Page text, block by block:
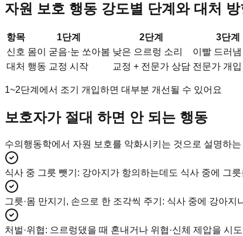
자원 보호 행동 강도별 단계와 대처 방
항목 1단계 2단계 3단계
신호 몸이 굳음·눈 쏘아봄 낮은 으르렁 소리 이빨 드러냄
대처 행동 교정 시작 교정 + 전문가 상담 전문가 개
1~2단계에서 조기 개입하면 대부분 개선될 수 있어요
보호자가 절대 하면 안 되는 행동
수의행동학에서 자원 보호를 악화시키는 것으로 설명하
식사 중 그릇 뺏기 : 강아지가 항의하는데도 식사 중에 그
그릇·몸 만지기, 손으로 한 조각씩 주기 : 식사 중에 강아지
처벌·위협: 으르렁댔을 때 혼내거나 위협·신체 제압을 시